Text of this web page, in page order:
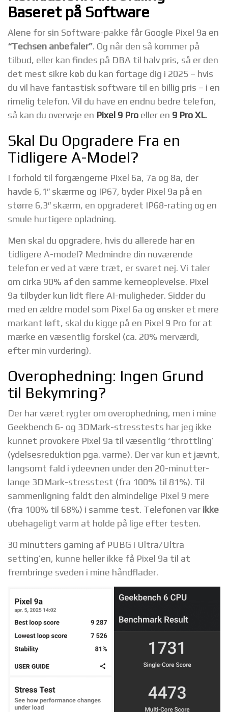
Baseret på Software
Alene for sin Software-pakke får Google Pixel 9a en
“Techsen anbefaler”. Og når den så kommer på
tilbud, eller kan findes på DBA til halv pris, så er den
det mest sikre køb du kan fortage dig i 2025 – hvis
du vil have fantastisk software til en billig pris – i en
rimelig telefon. Vil du have en endnu bedre telefon,
så kan du overveje en Pixel 9 Pro eller en 9 Pro XL.
Skal Du Opgradere Fra en
Tidligere A-Model?
I forhold til forgængerne Pixel 6a, 7a og 8a, der
havde 6,1″ skærme og IP67, byder Pixel 9a på en
større 6,3″ skærm, en opgraderet IP68-rating og en
smule hurtigere opladning.
Men skal du opgradere, hvis du allerede har en
tidligere A-model? Medmindre din nuværende
telefon er ved at være træt, er svaret nej. Vi taler
om cirka 90% af den samme kerneoplevelse. Pixel
9a tilbyder kun lidt flere AI-muligheder. Sidder du
med en ældre model som Pixel 6a og ønsker et mere
markant løft, skal du kigge på en Pixel 9 Pro for at
mærke en væsentlig forskel (ca. 20% merværdi,
efter min vurdering).
Overophedning: Ingen Grund
til Bekymring?
Der har været rygter om overophedning, men i mine
Geekbench 6- og 3DMark-stresstests har jeg ikke
kunnet provokere Pixel 9a til væsentlig ‘throttling’
(ydelsesreduktion pga. varme). Der var kun et jævnt,
langsomt fald i ydeevnen under den 20-minutter-
lange 3DMark-stresstest (fra 100% til 81%). Til
sammenligning faldt den almindelige Pixel 9 mere
(fra 100% til 68%) i samme test. Telefonen var ikke
ubehageligt varm at holde på lige efter testen.
30 minutters gaming af PUBG i Ultra/Ultra
setting’en, kunne heller ikke få Pixel 9a til at
frembringe sveden i mine håndflader.